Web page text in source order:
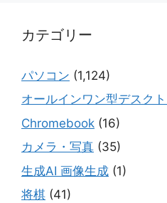
カテゴリー
パソコン (1,124)
オールインワン型デスク
Chromebook (16)
カメラ・写真 (35)
生成AI 画像生成 (1)
将棋 (41)